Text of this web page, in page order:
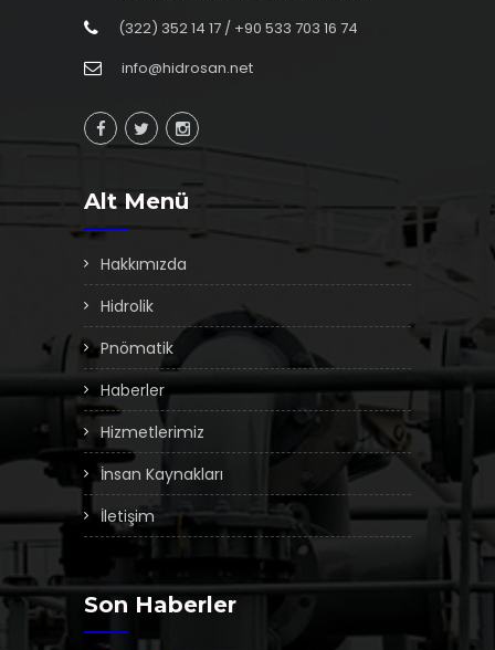
(322) 352 14 17 / +90 533 703 16 74
info@hidrosan.net
Alt Menü
Hakkımızda
Hidrolik
Pnömatik
Haberler
Hizmetlerimiz
İnsan Kaynakları
İletişim
Son Haberler